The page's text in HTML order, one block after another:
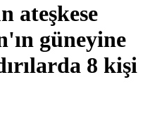
ateşkese
güneyine
8 kişi